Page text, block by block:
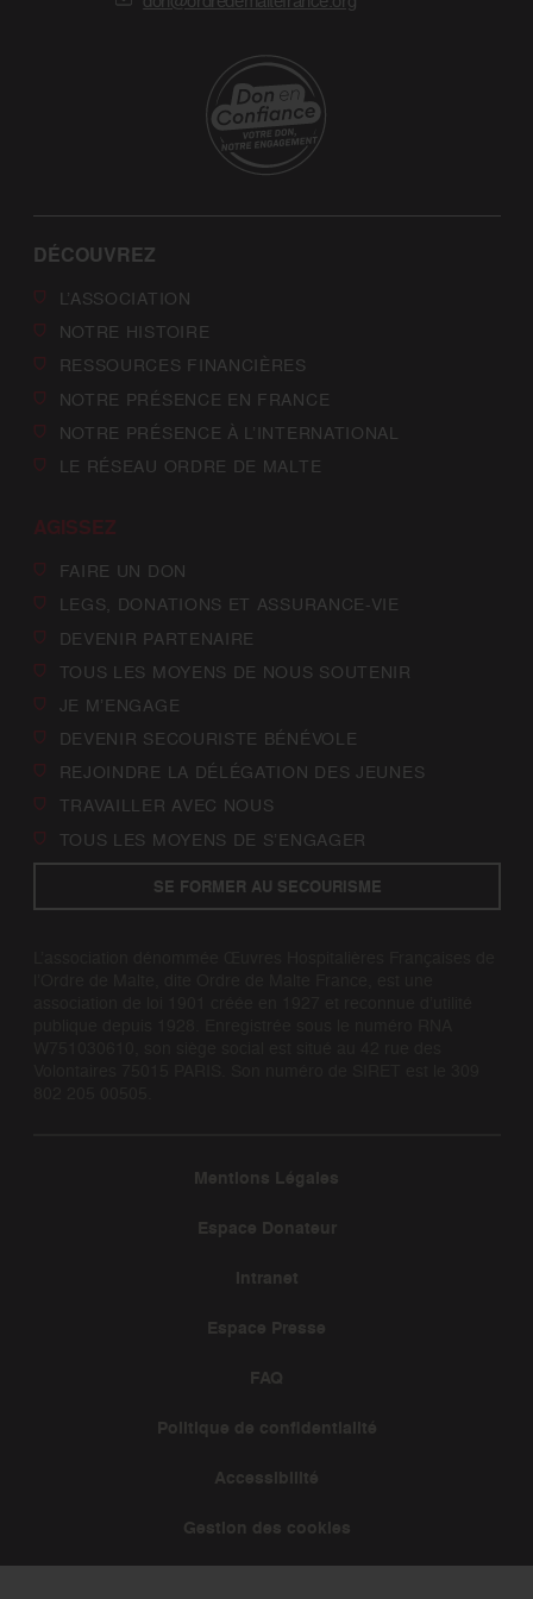
DÉCOUVREZ
L’ASSOCIATION
NOTRE HISTOIRE
RESSOURCES FINANCIÈRES
NOTRE PRÉSENCE EN FRANCE
NOTRE PRÉSENCE À L’INTERNATIONAL
LE RÉSEAU ORDRE DE MALTE
AGISSEZ
FAIRE UN DON
LEGS, DONATIONS ET ASSURANCE-VIE
DEVENIR PARTENAIRE
TOUS LES MOYENS DE NOUS SOUTENIR
JE M’ENGAGE
DEVENIR SECOURISTE BÉNÉVOLE
REJOINDRE LA DÉLÉGATION DES JEUNES
TRAVAILLER AVEC NOUS
TOUS LES MOYENS DE S’ENGAGER
SE FORMER AU SECOURISME
Mentions Légales
Espace Donateur
Intranet
Espace Presse
FAQ
Politique de confidentialité
Accessibilité
Gestion des cookies